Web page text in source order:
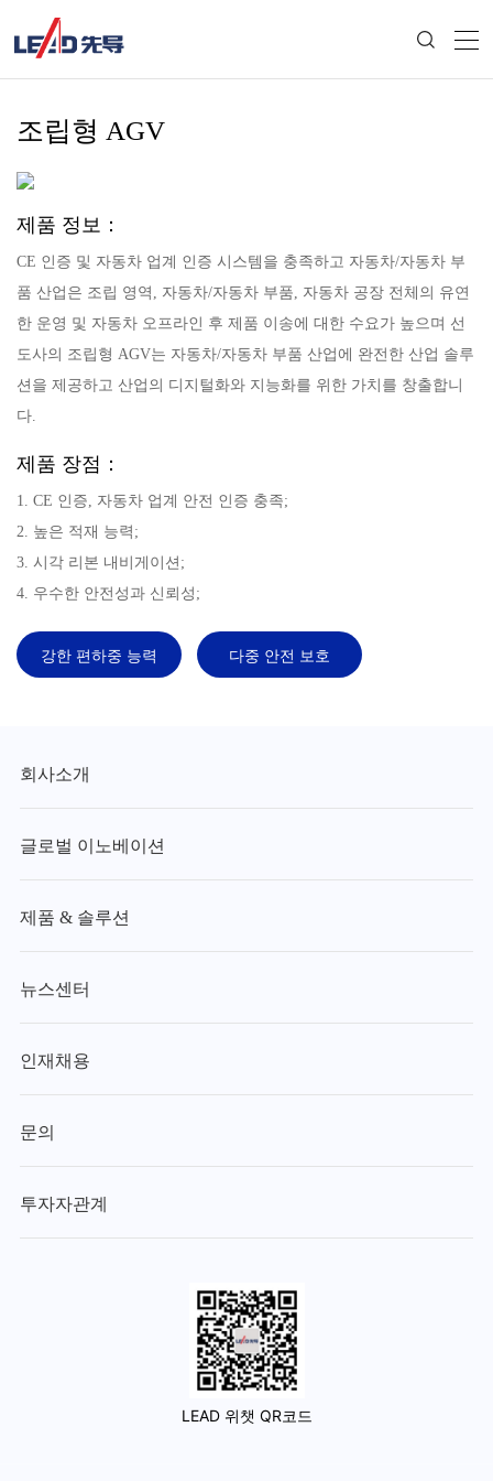
조립형 AGV
제품 정보：
CE 인증 및 자동차 업계 인증 시스템을 충족하고 자동차/자동차 부
품 산업은 조립 영역, 자동차/자동차 부품, 자동차 공장 전체의 유연
한 운영 및 자동차 오프라인 후 제품 이송에 대한 수요가 높으며 선
도사의 조립형 AGV는 자동차/자동차 부품 산업에 완전한 산업 솔루
션을 제공하고 산업의 디지털화와 지능화를 위한 가치를 창출합니
다.
제품 장점：
1. CE 인증, 자동차 업계 안전 인증 충족;
2. 높은 적재 능력;
3. 시각 리본 내비게이션;
4. 우수한 안전성과 신뢰성;
강한 편하중 능력 다중 안전 보호
회사소개
글로벌 이노베이션
제품 & 솔루션
뉴스센터
인재채용
문의
투자자관계
LEAD 위챗 QR코드